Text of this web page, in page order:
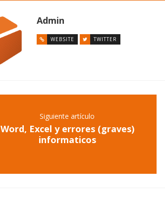
Admin
WEBSITE TWITTER
Siguiente artículo
Word, Excel y errores (graves)
informaticos